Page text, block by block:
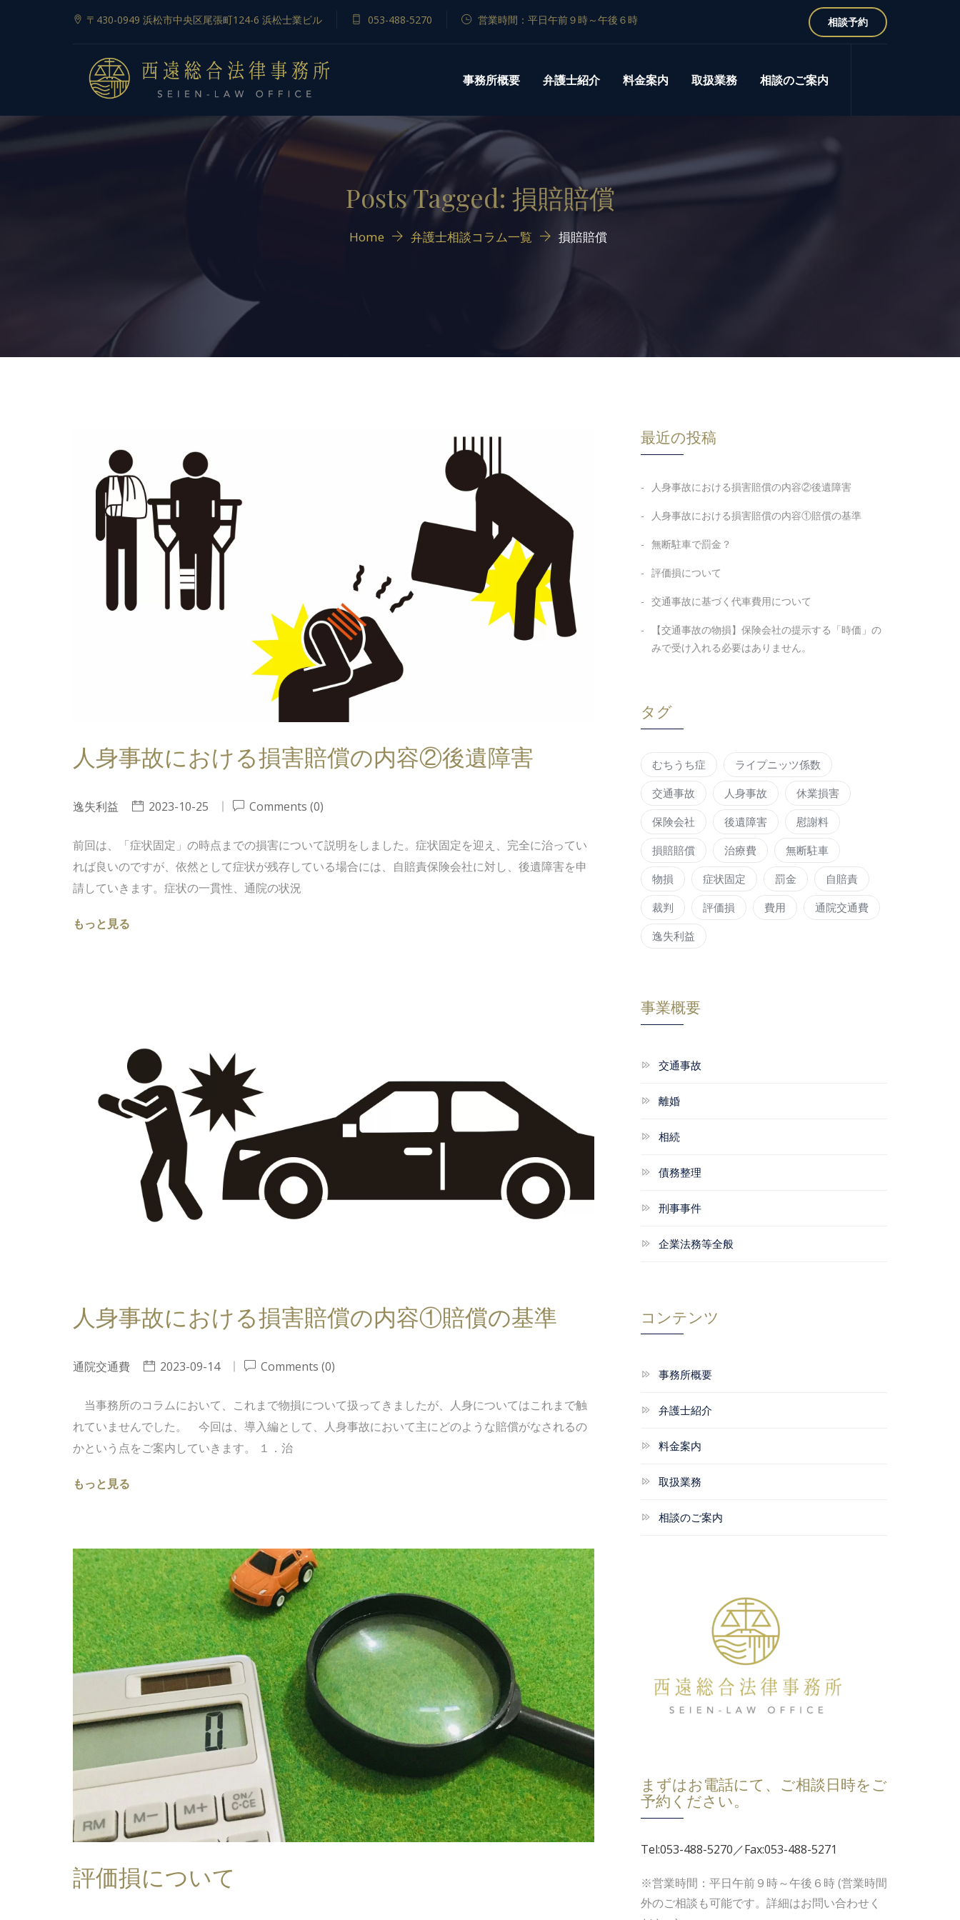
〒430-0949 浜松市中央区尾張町124-6 浜松士業ビル 053-488-5270 営業時間：平日午前９時～午後６時 相談予約
事務所概要 弁護士紹介 料金案内 取扱業務 相談のご案内
Posts Tagged: 損賠賠償
Home 弁護士相談コラム一覧 損賠賠償
人身事故における損害賠償の内容②後遺障害
逸失利益 2023-10-25 Comments (0)
前回は、「症状固定」の時点までの損害について説明をしました。症状固定を迎え、完全に治ってい
れば良いのですが、依然として症状が残存している場合には、自賠責保険会社に対し、後遺障害を申
請していきます。症状の一貫性、通院の状況
もっと見る
人身事故における損害賠償の内容①賠償の基準
通院交通費 2023-09-14 Comments (0)
当事務所のコラムにおいて、これまで物損について扱ってきましたが、人身についてはこれまで触
れていませんでした。 今回は、導入編として、人身事故において主にどのような賠償がなされるの
かという点をご案内していきます。 １．治
もっと見る
評価損について
最近の投稿
人身事故における損害賠償の内容②後遺障害
人身事故における損害賠償の内容①賠償の基準
無断駐車で罰金？
評価損について
交通事故に基づく代車費用について
【交通事故の物損】保険会社の提示する「時価」の
みで受け入れる必要はありません。
タグ
むちうち症
ライプニッツ係数
交通事故
人身事故
休業損害
保険会社
後遺障害
慰謝料
損賠賠償
治療費
無断駐車
物損
症状固定 罰金
自賠責
裁判
評価損 費用
通院交通費
逸失利益
事業概要
交通事故
離婚
相続
債務整理
刑事事件
企業法務等全般
コンテンツ
事務所概要
弁護士紹介
料金案内
取扱業務
相談のご案内
まずはお電話にて、ご相談日時をご
予約ください。
Tel:053-488-5270／Fax:053-488-5271
※営業時間：平日午前９時～午後６時 (営業時間
外のご相談も可能です。詳細はお問い合わせく